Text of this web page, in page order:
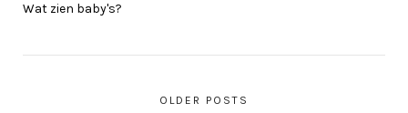
Wat zien baby's?
OLDER POSTS